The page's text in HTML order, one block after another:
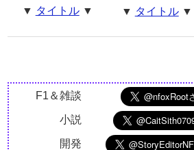
▼ タイトル▼ ▼ タイトル▼
F1＆雑談
小説
開発